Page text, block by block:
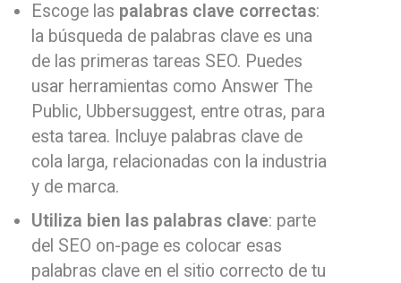
Escoge las palabras clave correctas:
la búsqueda de palabras clave es una
de las primeras tareas SEO. Puedes
usar herramientas como Answer The
Public, Ubbersuggest, entre otras, para
esta tarea. Incluye palabras clave de
cola larga, relacionadas con la industria
y de marca.
Utiliza bien las palabras clave: parte
del SEO on-page es colocar esas
palabras clave en el sitio correcto de tu